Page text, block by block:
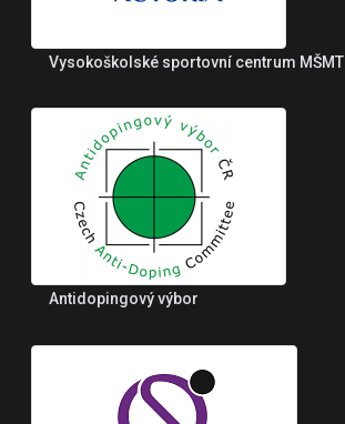
Vysokoškolské sportovní centrum MŠMT
Antidopingový výbor